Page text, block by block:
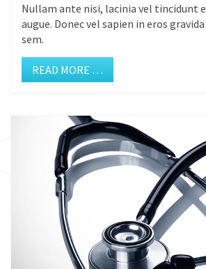
Nullam ante nisi, lacinia vel tincidunt
augue. Donec vel sapien in eros
sem.
READ MORE …